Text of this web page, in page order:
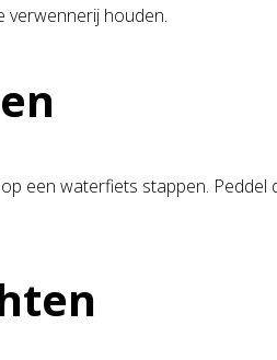
verwennerij houden.
een waterfiets stappen.